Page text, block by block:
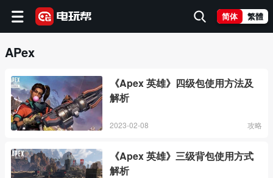
简体 繁體
APex
《Apex 英雄》四级包使用方法及
解析
2023-02-08 攻略
《Apex 英雄》三级背包使用方式
解析